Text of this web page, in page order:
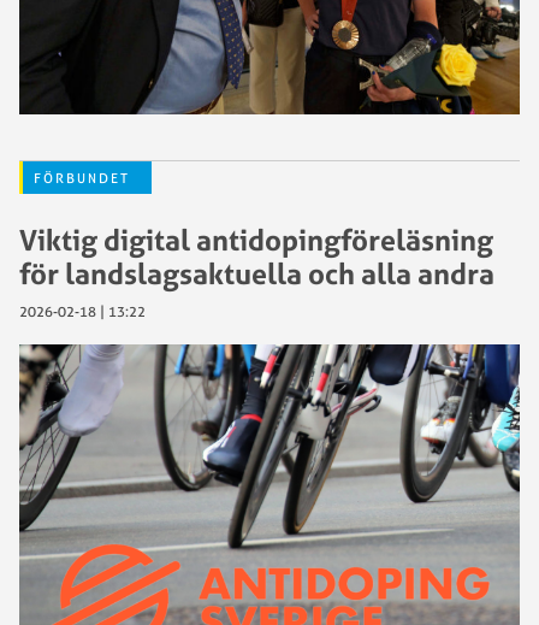
FÖRBUNDET
Viktig digital antidopingföreläsning
för landslagsaktuella och alla andra
2026-02-18 | 13:22